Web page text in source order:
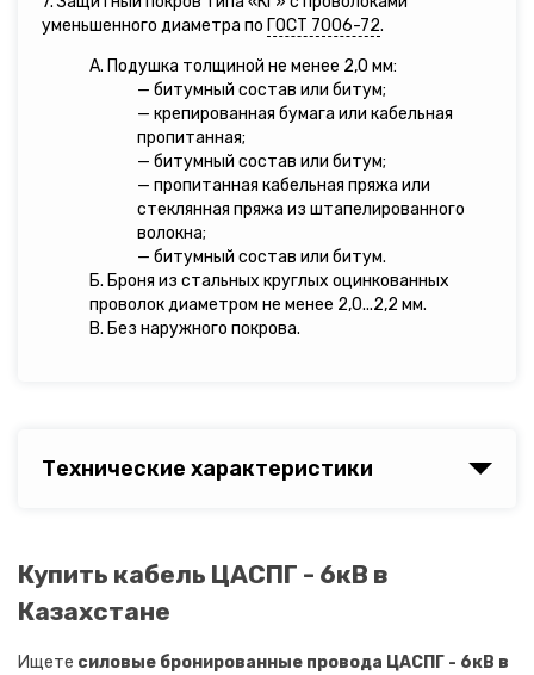
уменьшенного диаметра по ГОСТ 7006-72.
А. Подушка толщиной не менее 2,0 мм:
— битумный состав или битум;
— крепированная бумага или кабельная
пропитанная;
— битумный состав или битум;
— пропитанная кабельная пряжа или
стеклянная пряжа из штапелированного
волокна;
— битумный состав или битум.
Б. Броня из стальных круглых оцинкованных
проволок диаметром не менее 2,0...2,2 мм.
В. Без наружного покрова.
Технические характеристики
Купить кабель ЦАСПГ - 6кВ в
Казахстане
Ищете силовые бронированные провода ЦАСПГ - 6кВ в